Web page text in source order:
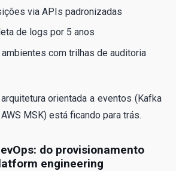
via APIs padronizadas
de logs por 5 anos
com trilhas de auditoria
orientada a eventos (Kafka
MSK) está ficando para trás.
do provisionamento
engineering